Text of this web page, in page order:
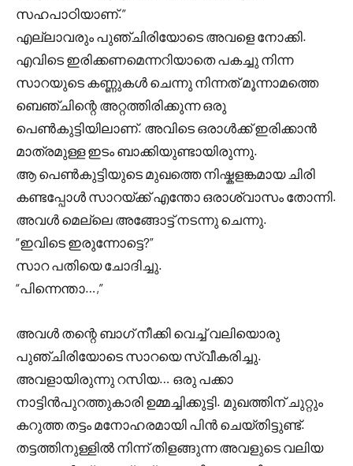
സഹപാഠിയാണ്.”
എല്ലാവരും പുഞ്ചിരിയോടെ അവളെ നോക്കി.
എവിടെ ഇരിക്കണമെന്നറിയാതെ പകച്ചു നിന്ന
സാറയുടെ കണ്ണുകൾ ചെന്നു നിന്നത് മൂന്നാമത്തെ
ബെഞ്ചിന്റെ അറ്റത്തിരിക്കുന്ന ഒരു
പെൺകുട്ടിയിലാണ്. അവിടെ ഒരാൾക്ക് ഇരിക്കാൻ
മാത്രമുള്ള ഇടം ബാക്കിയുണ്ടായിരുന്നു.
ആ പെൺകുട്ടിയുടെ മുഖത്തെ നിഷ്കളങ്കമായ ചിരി
കണ്ടപ്പോൾ സാറയ്ക്ക് എന്തോ ഒരാശ്വാസം തോന്നി.
അവൾ മെല്ലെ അങ്ങോട്ട് നടന്നു ചെന്നു.
“ഇവിടെ ഇരുന്നോട്ടെ?”
സാറ പതിയെ ചോദിച്ചു.
“പിന്നെന്താ…,”
അവൾ തന്റെ ബാഗ് നീക്കി വെച്ച് വലിയൊരു
പുഞ്ചിരിയോടെ സാറയെ സ്വീകരിച്ചു.
അവളായിരുന്നു റസിയ… ഒരു പക്കാ
നാട്ടിൻപുറത്തുകാരി ഉമ്മച്ചിക്കുട്ടി. മുഖത്തിന് ചുറ്റും
കറുത്ത തട്ടം മനോഹരമായി പിൻ ചെയ്തിട്ടുണ്ട്.
തട്ടത്തിനുള്ളിൽ നിന്ന് തിളങ്ങുന്ന അവളുടെ വലിയ